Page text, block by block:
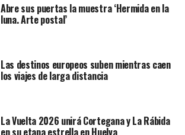
Abre sus puertas la muestra ‘Hermida en la
luna. Arte postal’
Las destinos europeos suben mientras caen
los viajes de larga distancia
La Vuelta 2026 unirá Cortegana y La Rábida
en su etapa estrella en Huelva